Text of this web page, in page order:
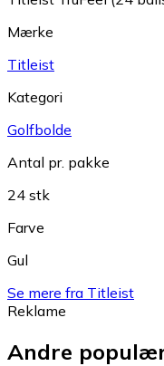
Mærke
Titleist
Kategori
Golfbolde
Antal pr. pakke
24 stk
Farve
Gul
Se mere fra Titleist
Reklame
Andre